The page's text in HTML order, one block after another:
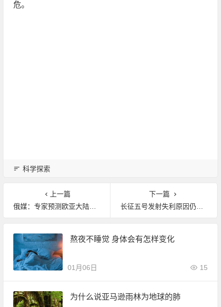
危。
科学探索
上一篇
俄媒：专家预测欧亚大陆2000万年后可能分裂
下一篇
长征五号发射失利原因仍在调查中 或于年底彻底查清
熬夜不睡觉 身体会有怎样变化
01月06日 15
为什么说亚马逊雨林为地球的肺